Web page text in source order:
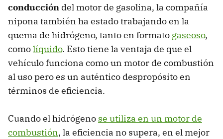
conducción del motor de gasolina, la compañía
nipona también ha estado trabajando en la
quema de hidrógeno, tanto en formato gaseoso,
comolíquido. Esto tiene la ventaja de que el
vehículo funciona como un motor de combustión
al uso pero es un auténtico despropósito en
términos de eficiencia.
Cuando el hidrógeno se utiliza en un motor de
combustión, la eficiencia no supera, en el mejor